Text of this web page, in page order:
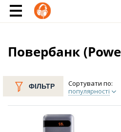
Телефон
Повербанк
ФІЛЬТР
Сортувати по:
популярності